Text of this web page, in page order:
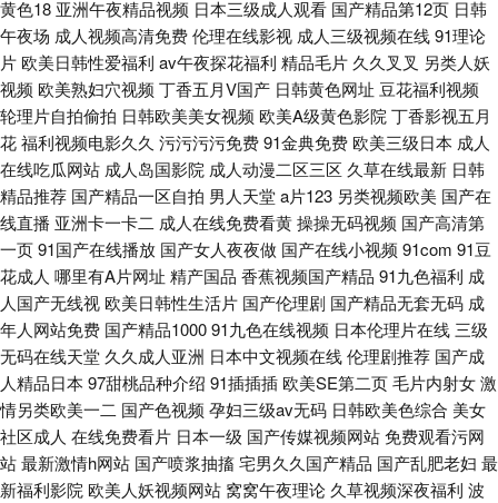
黄色18 亚洲午夜精品视频 日本三级成人观看 国产精品第12页 日韩
午夜场 成人视频高清免费伦理在线影视 成人三级视频在线91理论
片 欧美日韩性爱福利 av午夜探花福利 精品毛片 久久叉叉 另类人妖
视频 欧美熟妇穴视频 丁香五月V国产 日韩黄色网址 豆花福利视频
轮理片自拍偷拍 日韩欧美美女视频 欧美A级黄色影院 丁香影视五月
花福利视频电影久久 污污污污免费91金典免费 欧美三级日本 成人
在线吃瓜网站 成人岛国影院 成人动漫二区三区 久草在线最新 日韩
精品推荐 国产精品一区自拍 男人天堂a片123 另类视频欧美 国产在
线直播 亚洲卡一卡二 成人在线免费看黄操操无码视频 国产高清第
一页91国产在线播放 国产女人夜夜做 国产在线小视频 91com 91豆
花成人 哪里有A片网址 精产国品 香蕉视频国产精品 91九色福利 成
人国产无线视 欧美日韩性生活片 国产伦理剧 国产精品无套无码 成
年人网站免费 国产精品100091九色在线视频 日本伦理片在线 三级
无码在线天堂 久久成人亚洲 日本中文视频在线伦理剧推荐 国产成
人精品日本 97甜桃品种介绍 91插插插 欧美SE第二页毛片内射女激
情另类欧美一二 国产色视频 孕妇三级av无码 日韩欧美色综合 美女
社区成人 在线免费看片 日本一级 国产传媒视频网站免费观看污网
站最新激情h网站 国产喷浆抽搐宅男久久国产精品 国产乱肥老妇 最
新福利影院 欧美人妖视频网站 窝窝午夜理论 久草视频深夜福利 波